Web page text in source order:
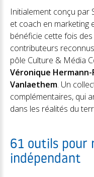
Initialement conçu
et coach en marketing
bénéficie cette fois
contributeurs
pôle Culture & Média
Véronique Hermann-
Vanlaethem. Un
complémentaires, qui
dans les réalités du
61 outils pour
indépendant